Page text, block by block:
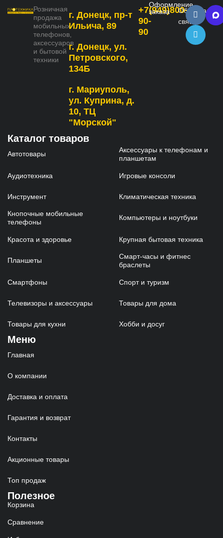
Розничная
продажа
мобильных
телефонов,
аксессуаров
и бытовой
техники
г. Донецк, пр-т
Ильича, 89
г. Донецк, ул.
Петровского,
134Б
г. Мариуполь,
ул. Куприна, д.
10, ТЦ
"Морской"
+7(949)800-
90-
90
Оформление
заказа
Обратная
связь
Каталог товаров
Автотовары
Аксессуары к телефонам и
планшетам
Аудиотехника Игровые консоли
Инструмент Климатическая техника
Кнопочные мобильные
телефоны
Компьютеры и ноутбуки
Красота и здоровье Крупная бытовая техника
Планшеты
Смарт-часы и фитнес
браслеты
Смартфоны Спорт и туризм
Телевизоры и аксессуары Товары для дома
Товары для кухни Хобби и досуг
Меню
Главная
О компании
Доставка и оплата
Гарантия и возврат
Контакты
Акционные товары
Топ продаж
Полезное
Корзина
Сравнение